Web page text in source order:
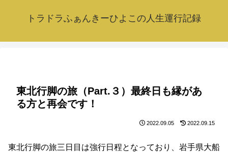
トラドラふぁんきーひよこの人生運行記録
東北行脚の旅（Part.３）最終日も縁があ
る方と再会です！
2022.09.05 2022.09.15
東北行脚の旅三日目は強行日程となっており、岩手県大船